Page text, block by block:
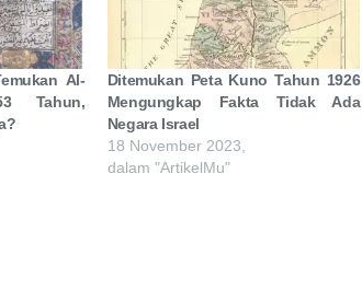
Al-
Tahun,
Ditemukan Peta Kuno Tahun 1926
Mengungkap Fakta Tidak Ada
Negara Israel
18 November 2023,
dalam "ArtikelMu"